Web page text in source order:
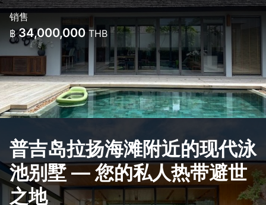
销售
฿ 34,000,000 THB
普吉岛拉扬海滩附近的现代泳
池别墅 — 您的私人热带避世
之地